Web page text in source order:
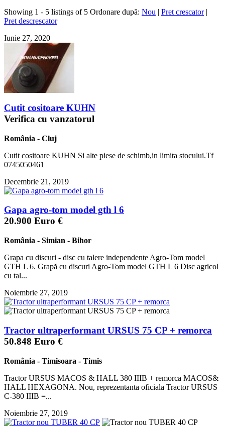
Showing 1 - 5 listings of 5 Ordonare după: Nou | Pret crescator |
Pret descrescator
Iunie 27, 2020
Cutit cositoare KUHN
Verifica cu vanzatorul
România - Cluj
Cutit cositoare KUHN Si alte piese de schimb,in limita stocului.Tf
0745050461
Decembrie 21, 2019
Gapa agro-tom model gth l 6
20.900 Euro €
România - Simian - Bihor
Grapa cu discuri - disc cu talere independente Agro-Tom model
GTH L 6. Grapă cu discuri Agro-Tom model GTH L 6 Disc agricol
cu tal...
Noiembrie 27, 2019
Tractor ultraperformant URSUS 75 CP + remorca
50.848 Euro €
România - Timisoara - Timis
Tractor URSUS MACOS & HALL 380 IIIB + remorca MACOS&
HALL HEXAGONA. Nou, reprezentanta oficiala Tractor URSUS
C-380 IIIB =...
Noiembrie 27, 2019